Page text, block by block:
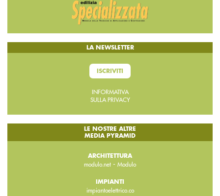
LA NEWSLETTER
ISCRIVITI
INFORMATIVA
SULLA PRIVACY
LE NOSTRE ALTRE
MEDIA PYRAMID
ARCHITETTURA
modulo.net - Modulo
IMPIANTI
impiantoelettrico.co